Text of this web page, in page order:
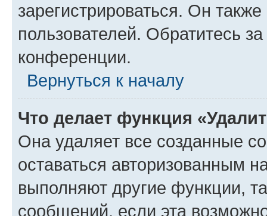
зарегистрироваться. Он
пользователей. Обратитесь
конференции.
Вернуться к началу
Что делает функция
Она удаляет все созданные
оставаться авторизованным
выполняют другие функции,
сообщений, если эта